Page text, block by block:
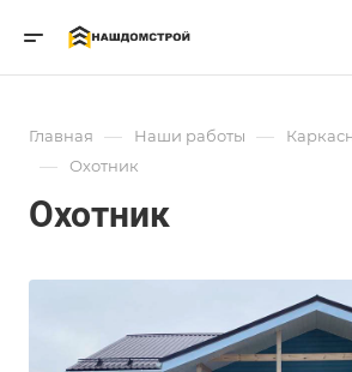
Главная — Наши работы —
— Охотник
Охотник